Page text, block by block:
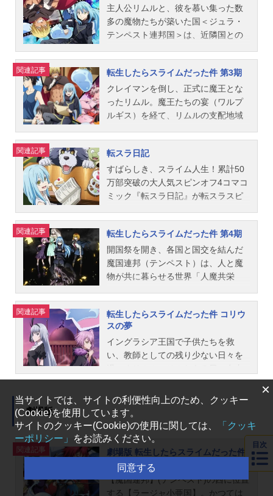
「種族問わず楽しく暮らせる国作
り」を目指すことになる――！作品
名転生したらスライムだった件第1期
らスライムだった件スケジュール201
8年10月1日（月）～2019年3月25日
（月）TOKYOMXほか話数全25話キ
ャストリムル：岡咲美保大賢者：豊
口めぐみヴェルドラ：前野智昭シ
ュナ：千本木彩花シオン：M・A・O
ソウエイ：江口拓也ハクロウ：大塚
芳忠クロベエ：柳田淳一リグルド：
山本兼平リグル：石谷春貴ゴブタ：
泊明日菜ランガ：小林親弘カイジ
ミリム：日高里菜三上悟：寺島拓篤
ガゼル：土師孝也ベスタ―：津田健
次郎フューズ：成田剣ベルヤード：
山本格ギド：木島隆一エレン：熊田
茜音カバル：高梨謙吾スタッフ原
『転生したらスライムだった件』
（講談社「月刊少年シリウス」連
載）監督：菊地康仁副監督：中山敦
史シリーズ構成：筆安一幸キャラク
ターデザイン：江畑...
主人公リムルと、彼を慕い集った数
多の魔物たちが築いた国＜ジュラ・
テンペスト連邦国＞は、近隣国との
魔物が共に歩ける国」というやさし
い理想を形にしつつあった。リムル
の根底にあるのは人間だったスライ
ム故の「人間への好意」……しかし
この世界には明確な「魔物への敵
現実を突き付けられた時、リムルは
選択する。「何を失いたくないの
か」を――ファン待望の転生エンタ
ーテイメント、暴風の新章に突入！
作品名転生したらスライムだった件
生したらスライムだった件スケジュ
ール第1部：2021年1月12日（火）～
2021年3月30日（火）第2部：2021
年7月6日（火）～2021年9月21日
（火）TOKYOMXほか話数全26話キ
口めぐみヴェルドラ：前野智昭ベニ
マル：古川慎シュナ：千本木彩花シ
オン：M・A・Oソウエイ：江口拓也
ハクロウ：大塚芳忠リグルド：山本
兼平ゴブタ：泊明日菜ランガ：小林
高里菜ラミリス：春野杏ディアブ
ロ：櫻井孝宏クレイマン：子安武人
ギィ・クリムゾン：石田彰ロイ・ヴ
ァレンタイン：水...
関連記事
転生したらスライムだった件 第3期
クレイマンを倒し、正式に魔王とな
ったリムル。魔王たちの宴（ワルプ
ルギス）を経て、リムルの支配地域
その影響で各種族の代表が挨拶しに
殺到することが予想されならばいっ
そのこと魔王リムルのお披露目と、
テンペストの新規住民獲得も兼ねた
「開国祭」の開催を思いつく。一
本山・神聖法皇国ルベリオスでは、
聖騎士団長・ヒナタがリムルのメッ
セージを受け取る。しかしそれは、
何者かによって改竄された宣戦布告
だった。テンペストにヒナタが向か
断はーー。真の敵と味方を見極め
「人魔共栄圏」という理想を追い求
める、リムルの新たな挑戦が始ま
る。作品名転生したらスライムだっ
た件第3期放送形態TVアニメシリー
年9月27日（金）日本テレビ系各局・
BS11ほか話数全24話キャストリム
ル：岡咲美保智慧之王：豊口めぐみ
ヴェルドラ：前野智昭ベニマル：古
川慎シュナ：千本木彩花シオン：
M・A・Oソウエイ：江口拓也ハクロ
ウ：大塚芳忠リグルド：山本兼平ゴ
ブタ：泊明日菜ランガ：小林親弘ゲ
関連記事
転スラ日記
すばらしき、スライム人生！累計50
万部突破の大人気スピンオフ4コマコ
ミック『転スラ日記』が転スラスピ
「貴重な紙を手に入れたので、俺の
これまでを日記形式で綴ることにし
た。書き出しはそうだな…『転生し
たらスライムだった』。そこから俺
の冒険が――冒険…が？」お茶目で
仲間たちの日常をふんだんに描
く、“スライムライフ系”転生エンター
テインメント！作品名転スラ日記放
送形態TVアニメシリーズ転生したら
スライムだった件スケジュール2021
ャストリムル：岡咲美保ベニマル：
古川慎シュナ：千本木彩花シオン：
M・A・Oソウエイ：江口拓也ハクロ
ウ：大塚芳忠クロベエ：柳田淳一リ
グルド：山本兼平ゴブタ：泊明日菜
ランガ：小林親弘ゲルド：山口太郎
ガビル：福島潤ソーカ：大久保瑠美
トレイニー：田中理恵ミリム：日高
関連記事
転生したらスライムだった件 第4期
開国祭を開き、各国と国交を結んだ
魔国連邦（テンペスト）は、人と魔
物が共に暮らせる世界「人魔共栄
の壁を越え、手を取り合い、繁栄し
ていく魔国連邦（テンペスト）。し
かし、その裏で魔王リムルの台頭を
危険視する者たちがいた。シルトロ
ッゾ王国五大老の長である元〝勇
る人類守護を掲げるグランベルとマ
リアベルは策謀を巡らせ、リムルと
激突する。一方、黄金郷エルドラド
では魔王レオンがある目的のために
動き出す。人類の守護者である勇者
と、世界を支配する魔王。様々な思
惑が交錯する中、ひとりの〝勇者〟
が目覚めようとしていた――。譲れ
関連記事
転生したらスライムだった件 コリウ
スの夢
イングラシア王国で子供たちを救
い、教師としての残り少ない日々を
組合のグランドマスター、ユウキか
らある依頼を聞かされる。その内容
は、イングラシア王国と神聖法皇国
ルベリオスに挟まれた「コリウス王
国」で起こっている王位継承争いの
内情を探って欲しいというものだっ
た。リムルは〝サトル〟という名で
コリウス王国に潜入捜査を開始。だ
が、事態は一国の王位継承争いに留
劇場版
関連記事
劇場版 転生したらスライムだった件
紅蓮の絆編
【魔国連邦】(テンペスト)の西に位置
する【ラージャ小亜国】。かつては
目次
×
当サイトでは、サイトの利便性向上のため、クッキー
(Cookie)を使用しています。
サイトのクッキー(Cookie)の使用に関しては、
「クッキ
ーポリシー」
をお読みください。
同意する